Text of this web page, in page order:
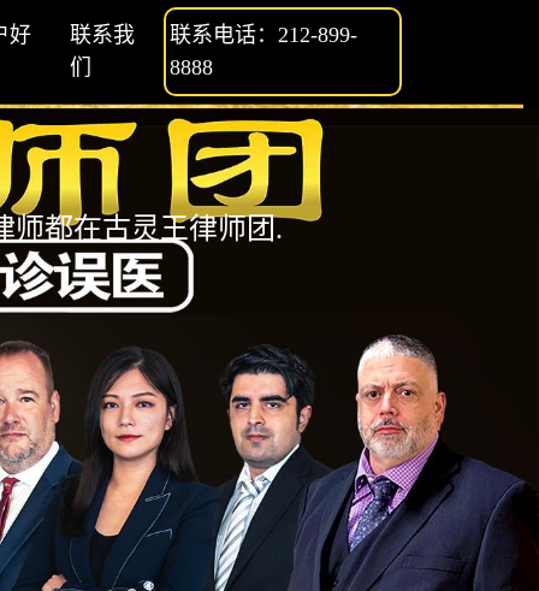
好
联系我
们
联系电话：212-899-
8888
师都在古灵王律师团.